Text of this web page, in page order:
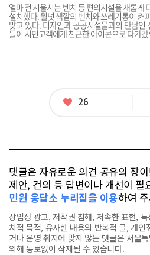
얼마 전 서울시는 벤치 등 편의시설을 새롭게
설치했다. 월넛 색깔의 벤치와 쓰레기통이 커
맞고 있다. 디자인과 공공시설물과의 만남인
들이 시민고객에게 친근한 아이콘으로 다가
좋
26
댓글은 자유로운 의견 공유의 장
제안, 건의 등 답변이나 개선이 필
민원 응답소 누리집을 이용하여
상업성 광고, 저작권 침해, 저속한 표현,
치적 목적, 유사한 내용의 반복적 글, 개
거나 운영 취지에 맞지 않는 댓글은 서울
의해 통보없이 삭제될 수 있습니다.